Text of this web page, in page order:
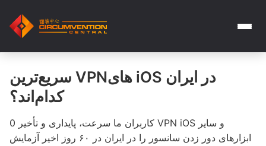
سریع‌ترین VPNهای iOS در ایران
کدام‌اند؟
کاربران ما سرعت، پایداری و تأخیر 0 VPN iOS و سایر
ابزارهای دور زدن سانسور را در ایران در ۶۰ روز اخیر آزمایش